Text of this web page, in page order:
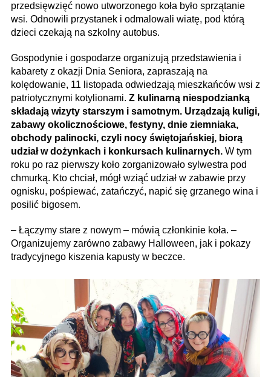
przedsięwzięć nowo utworzonego koła było sprzątanie
wsi. Odnowili przystanek i odmalowali wiatę, pod którą
dzieci czekają na szkolny autobus.
Gospodynie i gospodarze organizują przedstawienia i
kabarety z okazji Dnia Seniora, zapraszają na
kolędowanie, 11 listopada odwiedzają mieszkańców wsi z
patriotycznymi kotylionami. Z kulinarną niespodzianką
składają wizyty starszym i samotnym. Urządzają kuligi,
zabawy okolicznościowe, festyny, dnie ziemniaka,
obchody palinocki, czyli nocy świętojańskiej, biorą
udział w dożynkach i konkursach kulinarnych. W tym
roku po raz pierwszy koło zorganizowało sylwestra pod
chmurką. Kto chciał, mógł wziąć udział w zabawie przy
ognisku, pośpiewać, zatańczyć, napić się grzanego wina i
posilić bigosem.
– Łączymy stare z nowym – mówią członkinie koła. –
Organizujemy zarówno zabawy Halloween, jak i pokazy
tradycyjnego kiszenia kapusty w beczce.